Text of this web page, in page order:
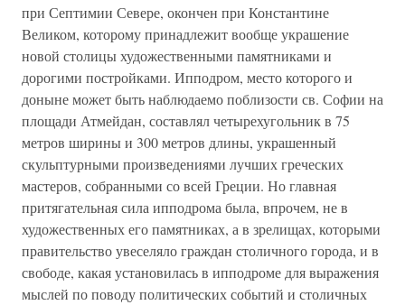
при Септимии Севере, окончен при Константине
Великом, которому принадлежит вообще украшение
новой столицы художественными памятниками и
дорогими постройками. Ипподром, место которого и
доныне может быть наблюдаемо поблизости св. Софии на
площади Атмейдан, составлял четырехугольник в 75
метров ширины и 300 метров длины, украшенный
скульптурными произведениями лучших греческих
мастеров, собранными со всей Греции. Но главная
притягательная сила ипподрома была, впрочем, не в
художественных его памятниках, а в зрелищах, которыми
правительство увеселяло граждан столичного города, и в
свободе, какая установилась в ипподроме для выражения
мыслей по поводу политических событий и столичных